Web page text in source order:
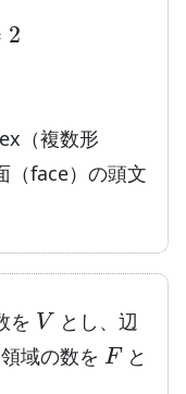
（複数形
（face）の頭文
を
とし、辺
域の数を
F
と